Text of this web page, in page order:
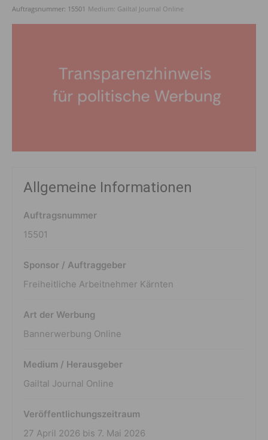
Auftragsnummer: 15501 Medium: Gailtal Journal Online
Allgemeine Informationen
Auftragsnummer
15501
Sponsor / Auftraggeber
Freiheitliche Arbeitnehmer Kärnten
Art der Werbung
Bannerwerbung Online
Medium / Herausgeber
Gailtal Journal Online
Veröffentlichungszeitraum
27 April 2026 bis 7. Mai 2026